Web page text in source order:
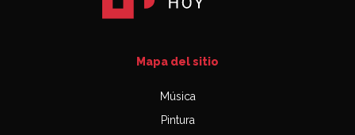
Mapa del sitio
Música
Pintura